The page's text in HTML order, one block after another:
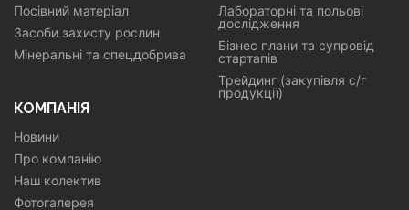
Посівний матеріал
Засоби захисту рослин
Мінеральні та спецдобрива
Лабораторні та польові
дослідження
Бізнес плани та супровід
стартапів
Трейдинг (закупівля с/г
продукції)
КОМПАНІЯ
Новини
Про компанію
Наш колектив
Фотогалерея